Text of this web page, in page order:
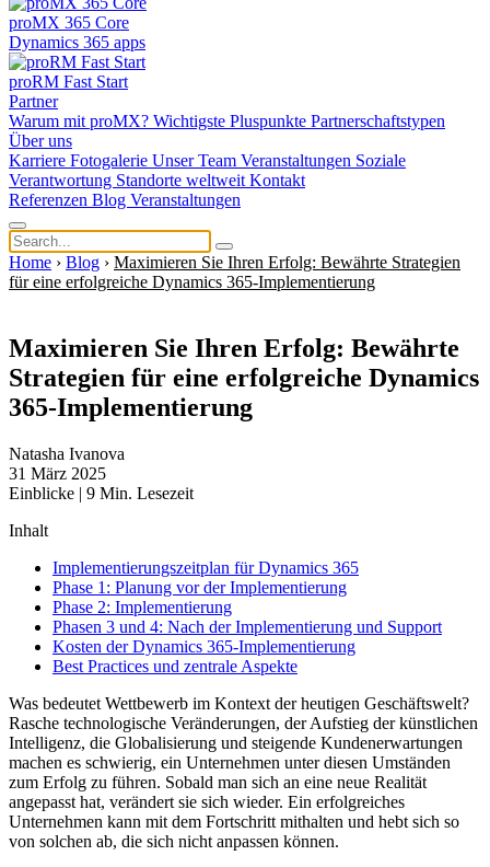
proMX 365 Core
Dynamics 365 apps
proRM Fast Start
Partner
Warum mit proMX? Wichtigste Pluspunkte Partnerschaftstypen
Über uns
Karriere Fotogalerie Unser Team Veranstaltungen Soziale
Verantwortung Standorte weltweit Kontakt
Referenzen Blog Veranstaltungen
Home › Blog › Maximieren Sie Ihren Erfolg: Bewährte Strategien
für eine erfolgreiche Dynamics 365-Implementierung
Maximieren Sie Ihren Erfolg: Bewährte
Strategien für eine erfolgreiche Dynamics
365-Implementierung
Natasha Ivanova
31 März 2025
Einblicke | 9 Min. Lesezeit
Inhalt
Implementierungszeitplan für Dynamics 365
Phase 1: Planung vor der Implementierung
Phase 2: Implementierung
Phasen 3 und 4: Nach der Implementierung und Support
Kosten der Dynamics 365-Implementierung
Best Practices und zentrale Aspekte
Was bedeutet Wettbewerb im Kontext der heutigen Geschäftswelt?
Rasche technologische Veränderungen, der Aufstieg der künstlichen
Intelligenz, die Globalisierung und steigende Kundenerwartungen
machen es schwierig, ein Unternehmen unter diesen Umständen
zum Erfolg zu führen. Sobald man sich an eine neue Realität
angepasst hat, verändert sie sich wieder. Ein erfolgreiches
Unternehmen kann mit dem Fortschritt mithalten und hebt sich so
von solchen ab, die sich nicht anpassen können.